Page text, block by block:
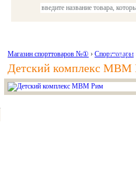
Акции и
Магазин спорттоваров №① › Спорттовары
Детский комплекс МВМ